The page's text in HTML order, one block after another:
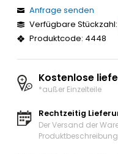
Anfrage senden
Verfügbare Stückzahl:
Produktcode: 4448
Kostenlose
*außer Einzelteile
Rechtzeitig
Der Versand der